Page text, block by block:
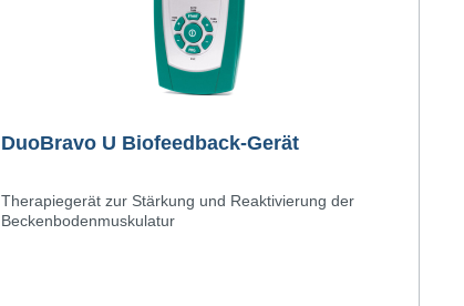
DuoBravo U Biofeedback-Gerät
Therapiegerät zur Stärkung und Reaktivierung der
Beckenbodenmuskulatur